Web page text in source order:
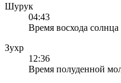
Шурук
04:43
Время восхода солнца
Зухр
12:36
Время полуденной